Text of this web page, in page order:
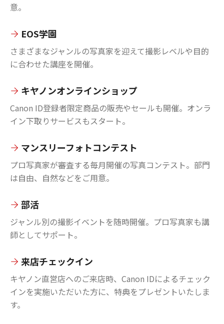
意。
EOS学園
さまざまなジャンルの写真家を迎えて撮影レベルや目的
に合わせた講座を開催。
キヤノンオンラインショップ
Canon ID登録者限定商品の販売やセールも開催。オンラ
イン下取りサービスもスタート。
マンスリーフォトコンテスト
プロ写真家が審査する毎月開催の写真コンテスト。部門
は自由、自然などをご用意。
部活
ジャンル別の撮影イベントを随時開催。プロ写真家も講
師としてサポート。
来店チェックイン
キヤノン直営店へのご来店時、Canon IDによるチェック
インを実施いただいた方に、特典をプレゼントいたしま
す。